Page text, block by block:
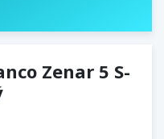
Zenar 5 S-